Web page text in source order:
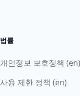
법률
개인정보 보호정책 (en)
사용 제한 정책 (en)